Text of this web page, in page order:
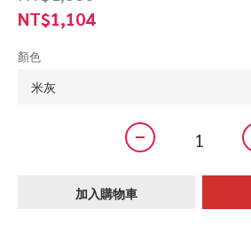
NT$1,104
顏色
加入購物車